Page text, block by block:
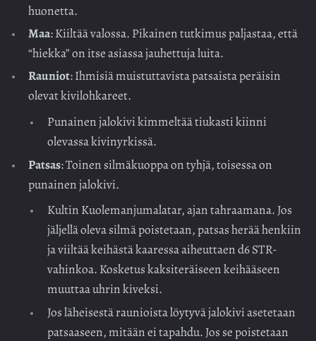
huonetta.
Maa: Kiiltää valossa. Pikainen tutkimus paljastaa, että
“hiekka” on itse asiassa jauhettuja luita.
Rauniot: Ihmisiä muistuttavista patsaista peräisin
olevat kivilohkareet.
Punainen jalokivi kimmeltää tiukasti kiinni
olevassa kivinyrkissä.
Patsas: Toinen silmäkuoppa on tyhjä, toisessa on
punainen jalokivi.
Kultin Kuolemanjumalatar, ajan tahraamana. Jos
jäljellä oleva silmä poistetaan, patsas herää henkiin
ja viiltää keihästä kaaressa aiheuttaen d6 STR-
vahinkoa. Kosketus kaksiteräiseen keihääseen
muuttaa uhrin kiveksi.
Jos läheisestä raunioista löytyvä jalokivi asetetaan
patsaaseen, mitään ei tapahdu. Jos se poistetaan